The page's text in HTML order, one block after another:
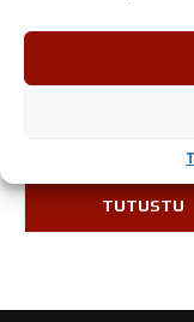
TAJIMA 301
6,95€
TUTUSTU